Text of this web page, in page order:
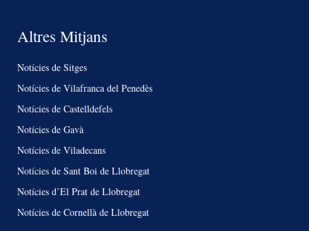
Altres Mitjans
Notícies de Sitges
Notícies de Vilafranca del Penedès
Notícies de Castelldefels
Notícies de Gavà
Notícies de Viladecans
Notícies de Sant Boi de Llobregat
Notícies d’El Prat de Llobregat
Notícies de Cornellà de Llobregat